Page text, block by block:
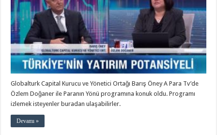
Globalturk Capital Kurucu ve Yönetici Ortağı Barış Öney A Para Tv’de
Özlem Doğaner ile Paranın Yönü programına konuk oldu. Programı
izlemek isteyenler buradan ulaşabilirler.
Devamı »